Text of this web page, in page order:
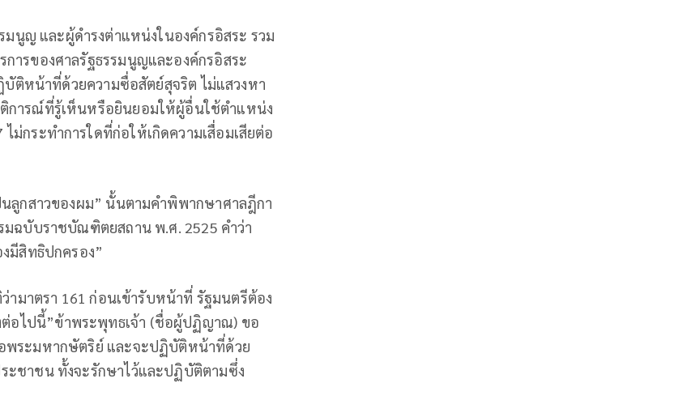
มนูญ และผู้ดำรงต่าแหน่งในองค์กรอิสระ รวม
ารของศาลรัฐธรรมนูญและองค์กรอิสระ
ติหน้าที่ด้วยความซื่อสัตย์สุจริต ไม่แสวงหา
การณ์ที่รู้เห็นหรือยินยอมให้ผู้อื่นใช้ตำแหน่ง
กระทำการใดที่ก่อให้เกิดความเสื่อมเสียต่อ
นลูกสาวของผม” นั้นตามคำพิพากษาศาลฎีกา
ฉบับราชบัณฑิตยสถาน พ.ศ. 2525 คำว่า
มีสิทธิปกครอง”
มาตรา 161 ก่อนเข้ารับหน้าที่ รัฐมนตรีต้อง
อไปนี้”ข้าพระพุทธเจ้า (ชื่อผู้ปฏิญาณ) ขอ
พระมหากษัตริย์ และจะปฏิบัติหน้าที่ด้วย
ะชาชน ทั้งจะรักษาไว้และปฏิบัติตามซึ่ง